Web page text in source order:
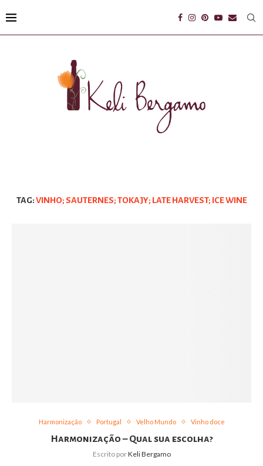
TAG:VINHO; SAUTERNES; TOKAJY; LATE HARVEST; ICE WINE
Harmonização Portugal Velho Mundo Vinho doce
Harmonização – Qual sua escolha?
Escrito porKeli Bergamo